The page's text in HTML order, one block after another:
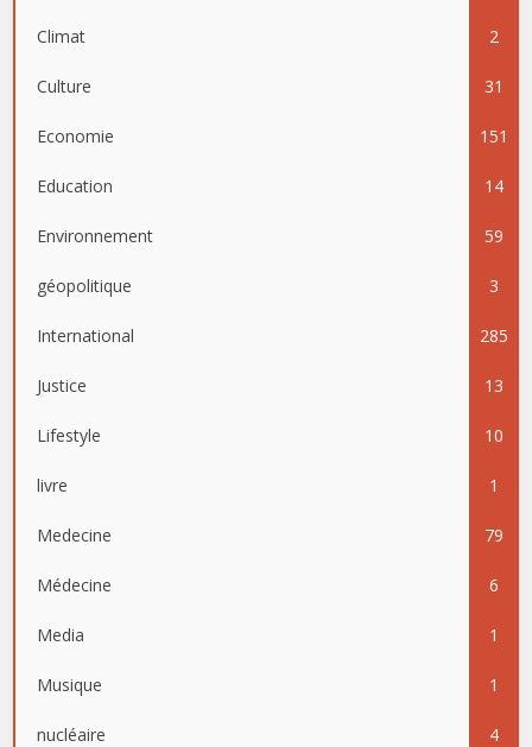
Climat 2
Culture 31
Economie 151
Education 14
Environnement 59
géopolitique 3
International 285
Justice 13
Lifestyle 10
livre 1
Medecine 79
Médecine 6
Media 1
Musique 1
nucléaire 4